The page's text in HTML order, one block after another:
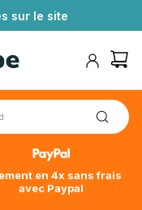
sur le site
en 4x sans frais
avec Paypal